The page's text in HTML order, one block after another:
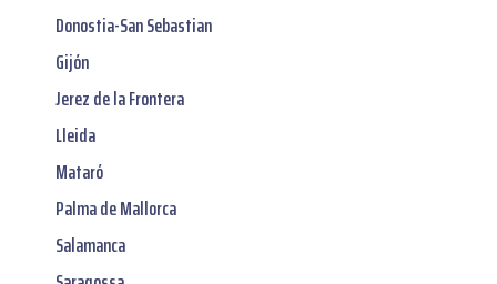
Donostia-San Sebastian
Gijón
Jerez de la Frontera
Lleida
Mataró
Palma de Mallorca
Salamanca